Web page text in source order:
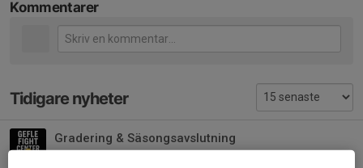
Kommentarer
Tidigare nyheter
Gradering & Säsongsavslutning